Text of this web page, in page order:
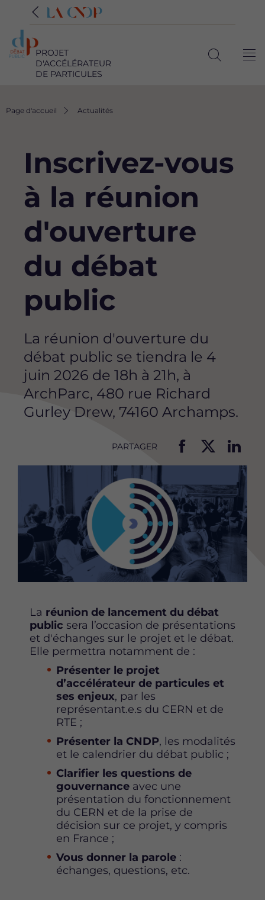
PROJET
D'ACCÉLÉRATEUR
DE PARTICULES
Fil
Page d'accueil Actualités
Inscrivez-vous
à la réunion
d'ouverture
du débat
public
La réunion d'ouverture du
débat public se tiendra le 4
juin 2026 de 18h à 21h, à
ArchParc, 480 rue Richard
Gurley Drew, 74160 Archamps.
PARTAGER
r
t
a
g
e
r
c
e
e
p
a
g
s
r
c
e
b
o
o
k
r
t
a
g
e
r
c
e
p
a
s
r
w
i
t
r
r
t
a
g
e
p
a
n
k
i
La réunion de lancement du débat
public sera l’occasion de présentations
et d'échanges sur le projet et le débat.
Elle permettra notamment de :
Présenter le projet
d’accélérateur de particules et
ses enjeux, par les
représentant.e.s du CERN et de
RTE ;
Présenter la CNDP, les modalités
et le calendrier du débat public ;
Clarifier les questions de
gouvernance avec une
présentation du fonctionnement
du CERN et de la prise de
décision sur ce projet, y compris
en France ;
Vous donner la parole :
échanges, questions, etc.